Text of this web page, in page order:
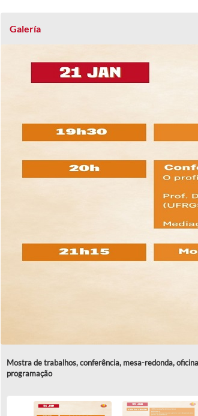
Galería
Mostra de trabalhos, conferência, mesa-redonda,
programação